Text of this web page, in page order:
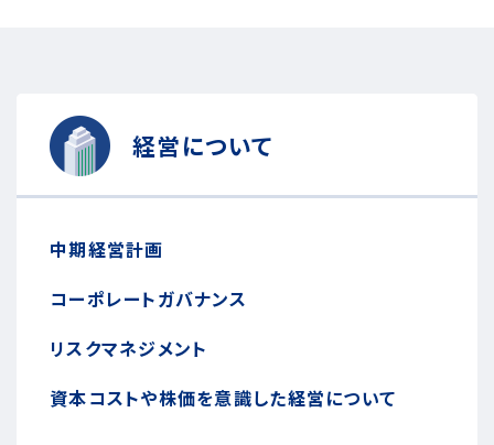
経営について
中期経営計画
コーポレートガバナンス
リスクマネジメント
資本コストや株価を意識した経営について